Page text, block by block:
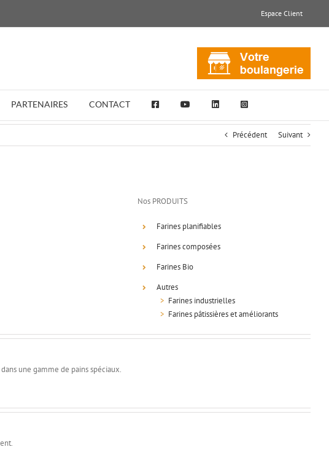
Espace Client
PARTENAIRES CONTACT
Précédent Suivant
Nos PRODUITS
Farines planifiables
Farines composées
Farines Bio
Autres
> Farines industrielles
> Farines pâtissières et améliorants
une gamme de pains spéciaux.